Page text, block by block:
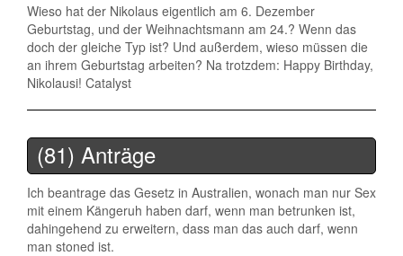
Wieso hat der Nikolaus eigentlich am 6. Dezember
Geburtstag, und der Weihnachtsmann am 24.? Wenn das
doch der gleiche Typ ist? Und außerdem, wieso müssen die
an ihrem Geburtstag arbeiten? Na trotzdem: Happy Birthday,
Nikolausi! Catalyst
(81) Anträge
Ich beantrage das Gesetz in Australien, wonach man nur Sex
mit einem Kängeruh haben darf, wenn man betrunken ist,
dahingehend zu erweitern, dass man das auch darf, wenn
man stoned ist.